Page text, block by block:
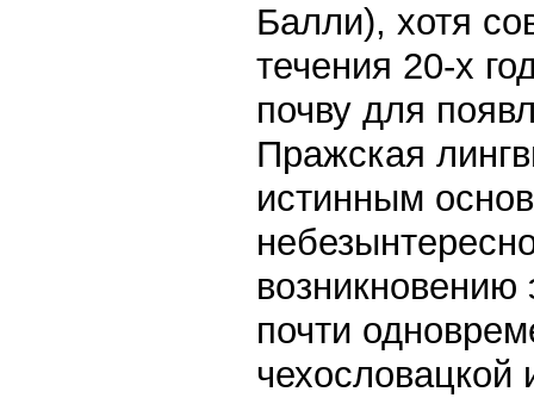
Балли), хотя
течения 20-х
почву для
Пражская
истинным
возникновению
почти
чехословацкой